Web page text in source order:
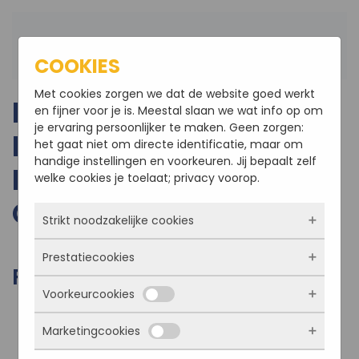
BINNEN EN
BUITENVERBOUWING
FASTLANE EXCLUSIVE
CARS TE RUCPHEN
FOTO'S VAN HET PROJECT
COOKIES
Met cookies zorgen we dat de website goed werkt
en fijner voor je is. Meestal slaan we wat info op om
je ervaring persoonlijker te maken. Geen zorgen:
het gaat niet om directe identificatie, maar om
handige instellingen en voorkeuren. Jij bepaalt zelf
welke cookies je toelaat; privacy voorop.
Strikt noodzakelijke cookies
Deze cookies zorgen ervoor dat de website
überhaupt werkt. Ze zijn dus altijd actief en
kunnen niet worden uitgezet. Meestal worden
ze alleen geplaatst als jij iets doet, zoals
inloggen, een formulier invullen of je
privacyvoorkeuren opslaan. Je kunt je browser
Prestatiecookies
Met deze cookies zien we hoe vaak onze site
bezocht wordt, waar bezoekers vandaan
komen en welke pagina’s populair zijn. Zo
kunnen we de website blijven verbeteren.
Voorkeurcookies
Deze cookies onthouden jouw voorkeuren.
Bijvoorbeeld taalkeuze of ingevulde gegevens.
Marketingcookies